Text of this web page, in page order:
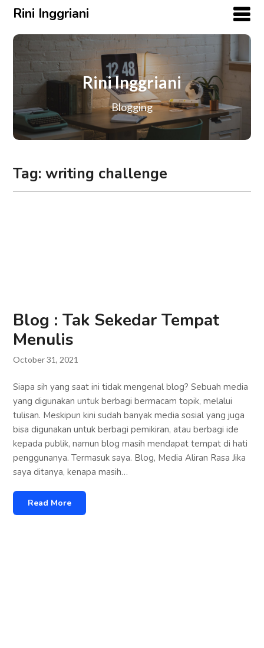
Rini Inggriani
Rini Inggriani
Blogging
Tag:writing challenge
Blog : Tak Sekedar Tempat
Menulis
October 31, 2021
Siapa sih yang saat ini tidak mengenal blog? Sebuah media
yang digunakan untuk berbagi bermacam topik, melalui
tulisan. Meskipun kini sudah banyak media sosial yang juga
bisa digunakan untuk berbagi pemikiran, atau berbagi ide
kepada publik, namun blog masih mendapat tempat di hati
penggunanya. Termasuk saya. Blog, Media Aliran Rasa Jika
saya ditanya, kenapa masih…
Read More